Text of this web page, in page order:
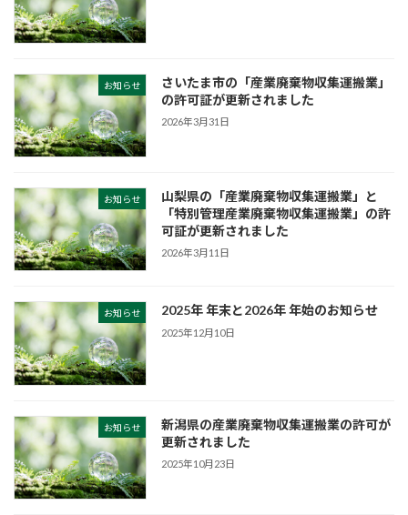
お知らせ
さいたま市の「産業廃棄物収集運搬業」
の許可証が更新されました
2026年3月31日
お知らせ
山梨県の「産業廃棄物収集運搬業」と
「特別管理産業廃棄物収集運搬業」の許
可証が更新されました
2026年3月11日
お知らせ 2025年 年末と2026年 年始のお知らせ
2025年12月10日
お知らせ
新潟県の産業廃棄物収集運搬業の許可が
更新されました
2025年10月23日